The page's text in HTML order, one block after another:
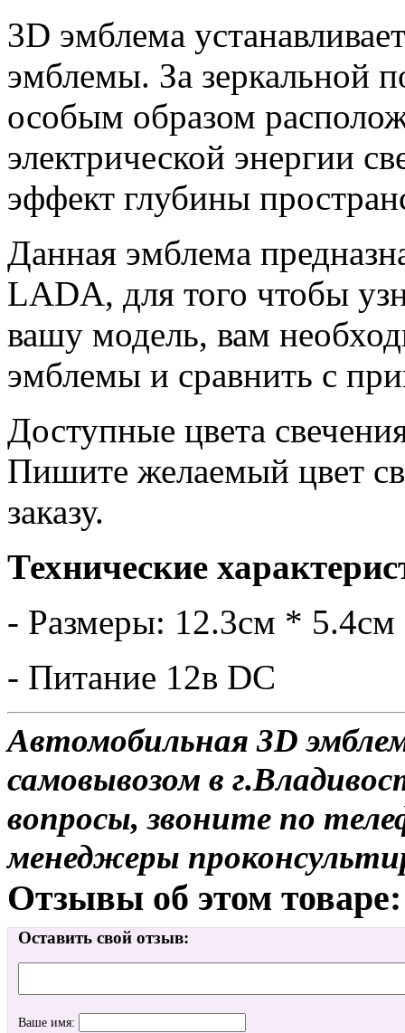
3D эмблема
эмблемы. За зеркальной
особым образом
электрической энергии
эффект глубины
Данная эмблема
LADA, для того чтобы
вашу модель, вам
эмблемы и сравнить с
Доступные цвета
Пишите желаемый цвет
заказу.
Технические
- Размеры: 12.3см * 5.4см
- Питание 12в DC
Автомобильная 3D
самовывозом в
вопросы, звоните по
менеджеры
Отзывы об этом товаре:
Оставить свой отзыв:
Ваше имя: